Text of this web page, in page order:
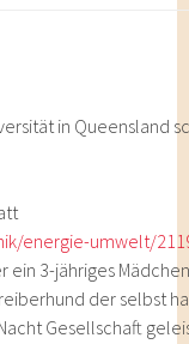
in Queensland
energie-umwelt/
3-jähriges
der selbst
Gesellschaft